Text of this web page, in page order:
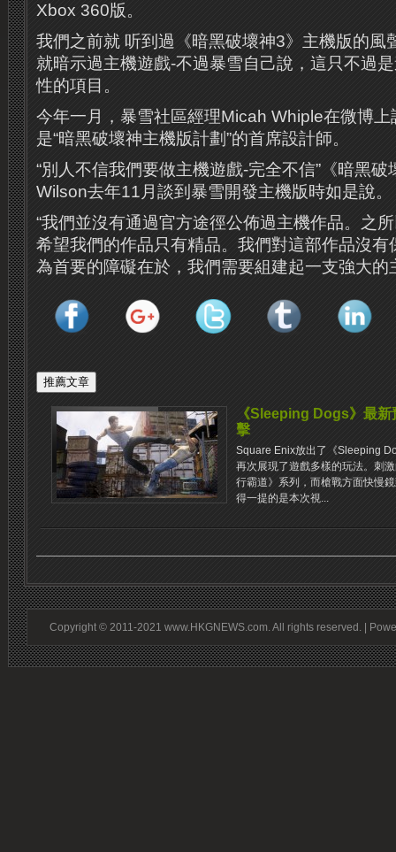
Xbox 360版。
我們之前就 ​​听到過《暗黑破壞神3》主機版的風
就暗示過主機遊戲-不過暴雪自己說，這只不過
性的項目。
今年一月，暴雪社區經理Micah Whiple在微博
是“暗黑破壞神主機版計劃”的首席設計師。
“別人不信我們要做主機遊戲-完全不信”《暗黑
Wilson去年11月談到暴雪開發主機版時如是說。
“我們並沒有通過官方途徑公佈過主機作品。之
希望我們的作品只有精品。我們對這部作品沒有
為首要的障礙在於，我們需要組建起一支強大的
《Sleeping Dogs》最
擊
Square Enix放出了《Sleeping
再次展現了遊戲多樣的玩法。刺
行霸道》系列，而槍戰方面快慢
得一提的是本次視...
Copyright © 2011-2021 www.HKGNEWS.com. All rights reserved. |